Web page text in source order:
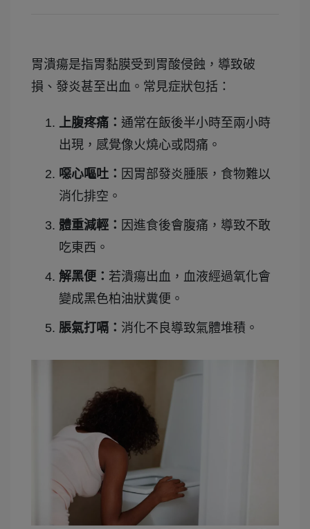
胃潰瘍是指胃黏膜受到胃酸侵蝕，導致破
損、發炎甚至出血。常見症狀包括：
上腹疼痛： 通常在飯後半小時至兩小時
出現，感覺像火燒心或悶痛。
噁心嘔吐： 因胃部發炎腫脹，食物難以
消化排空。
體重減輕： 因進食後會腹痛，導致不敢
吃東西。
解黑便： 若潰瘍出血，血液經過氧化會
變成黑色柏油狀糞便。
脹氣打嗝： 消化不良導致氣體堆積。